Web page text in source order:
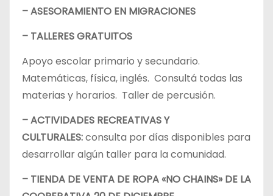
– ASESORAMIENTO EN MIGRACIONES
– TALLERES GRATUITOS
Apoyo escolar primario y secundario.
Matemáticas, física, inglés. Consultá todas las
materias y horarios. Taller de percusión.
– ACTIVIDADES RECREATIVAS Y
CULTURALES:consulta por días disponibles para
desarrollar algún taller para la comunidad.
– TIENDA DE VENTA DE ROPA «NO CHAINS» DE LA